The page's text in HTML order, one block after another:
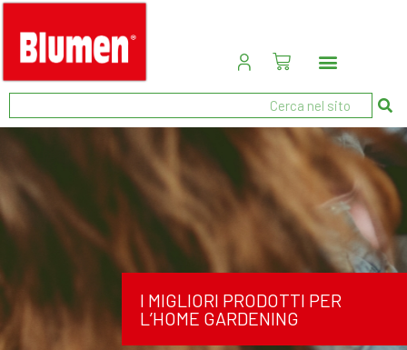
I MIGLIORI PRODOTTI PER
L’HOME GARDENING